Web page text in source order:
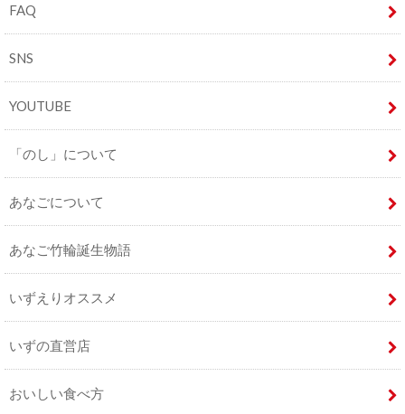
FAQ
SNS
YOUTUBE
「のし」について
あなごについて
あなご竹輪誕生物語
いずえりオススメ
いずの直営店
おいしい食べ方